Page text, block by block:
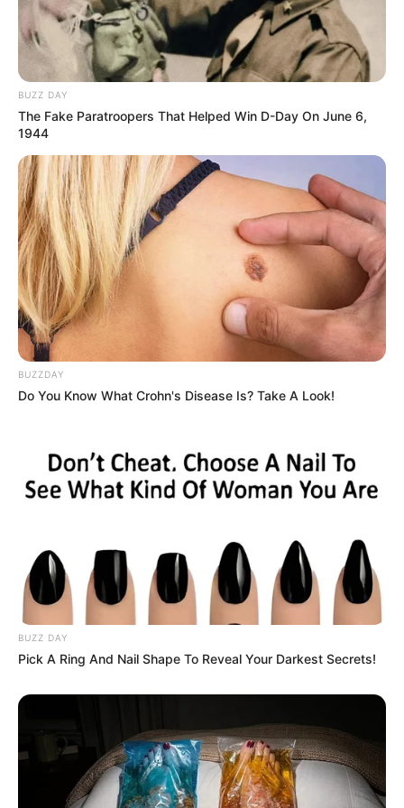
8 Kata Lucu Seputar Malam
Minggu ala Jomblo yang Bikin
Ngenes
10 Desain Kanopi Tempat
Tidur, Serasa Beristirahat di
Kamar Raja
Tampil Lebih Modern, 7 Potret
Hasil Renovasi Rumah Berusia
90 Tahun
BUZZ DAY
The Fake Paratroopers That Helped Win D-Day On June 6,
1944
BUZZDAY
Do You Know What Crohn's Disease Is? Take A Look!
BUZZ DAY
Pick A Ring And Nail Shape To Reveal Your Darkest Secrets!